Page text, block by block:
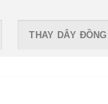
THAY DÂY